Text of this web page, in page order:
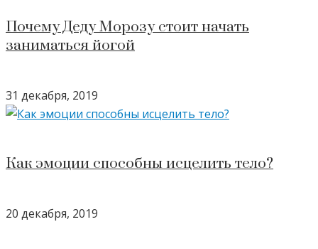
Почему Деду Морозу стоит начать
заниматься йогой
31 декабря, 2019
Как эмоции способны исцелить тело?
20 декабря, 2019